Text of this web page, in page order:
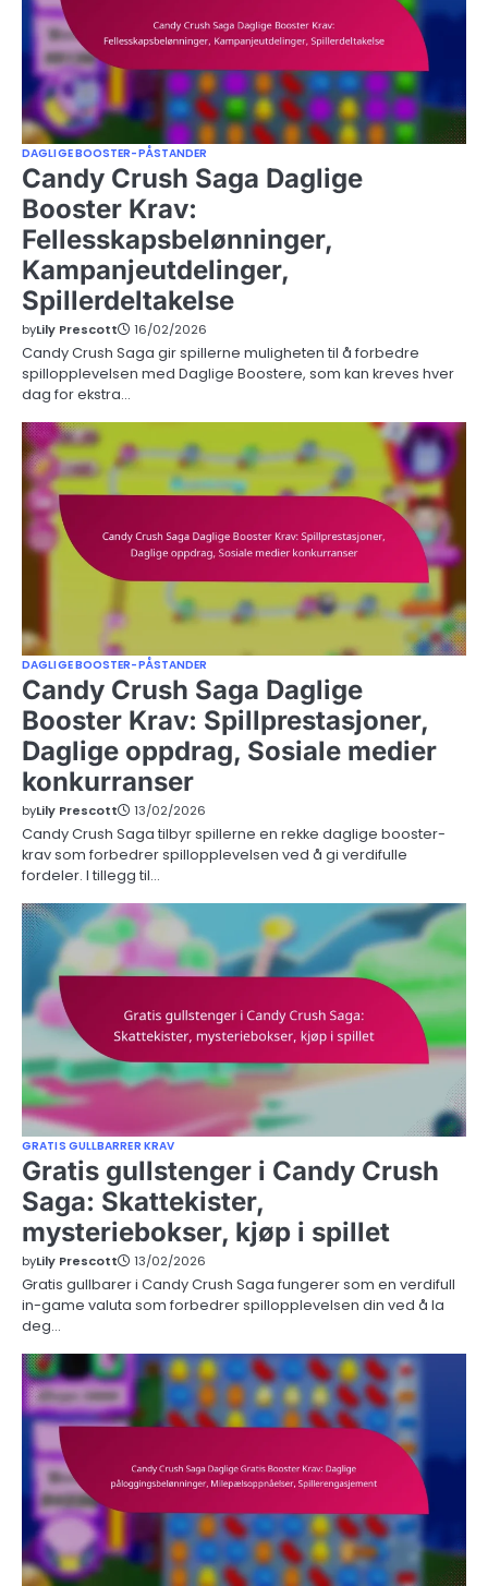
DAGLIGE BOOSTER-PÅSTANDER
Candy Crush Saga Daglige
Booster Krav:
Fellesskapsbelønninger,
Kampanjeutdelinger,
Spillerdeltakelse
byLily Prescott 16/02/2026
Candy Crush Saga gir spillerne muligheten til å forbedre
spillopplevelsen med Daglige Boostere, som kan kreves hver
dag for ekstra…
DAGLIGE BOOSTER-PÅSTANDER
Candy Crush Saga Daglige
Booster Krav: Spillprestasjoner,
Daglige oppdrag, Sosiale medier
konkurranser
byLily Prescott 13/02/2026
Candy Crush Saga tilbyr spillerne en rekke daglige booster-
krav som forbedrer spillopplevelsen ved å gi verdifulle
fordeler. I tillegg til…
GRATIS GULLBARRER KRAV
Gratis gullstenger i Candy Crush
Saga: Skattekister,
mysteriebokser, kjøp i spillet
byLily Prescott 13/02/2026
Gratis gullbarer i Candy Crush Saga fungerer som en verdifull
in-game valuta som forbedrer spillopplevelsen din ved å la
deg…